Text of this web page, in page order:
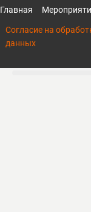
Главная
Согласие на
данных